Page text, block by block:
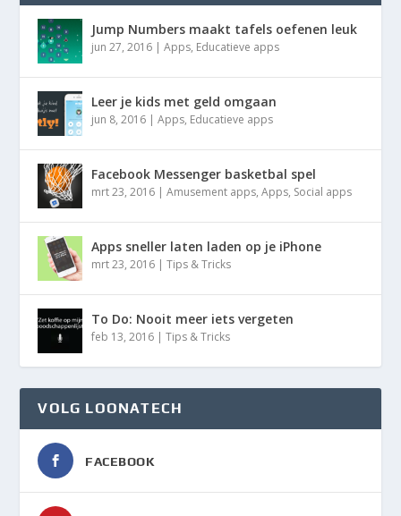
Jump Numbers maakt tafels oefenen leuk
jun 27, 2016 |Apps, Educatieve apps
Leer je kids met geld omgaan
jun 8, 2016 |Apps, Educatieve apps
Facebook Messenger basketbal spel
mrt 23, 2016 |Amusement apps,Apps, Social apps
Apps sneller laten laden op je iPhone
mrt 23, 2016 |Tips & Tricks
To Do: Nooit meer iets vergeten
feb 13, 2016 |Tips & Tricks
VOLG LOONATECH
FACEBOOK